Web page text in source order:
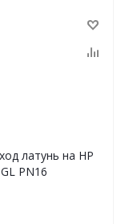
латунь на НР
PN16